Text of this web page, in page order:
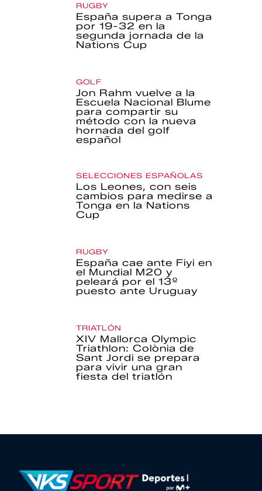
RUGBY
España supera a Tonga
por 19-32 en la
segunda jornada de la
Nations Cup
GOLF
Jon Rahm vuelve a la
Escuela Nacional Blume
para compartir su
método con la nueva
hornada del golf
español
SELECCIONES ESPAÑOLAS
Los Leones, con seis
cambios para medirse a
Tonga en la Nations
Cup
RUGBY
España cae ante Fiyi en
el Mundial M20 y
peleará por el 13º
puesto ante Uruguay
TRIATLÓN
XIV Mallorca Olympic
Triathlon: Colònia de
Sant Jordi se prepara
para vivir una gran
fiesta del triatlón